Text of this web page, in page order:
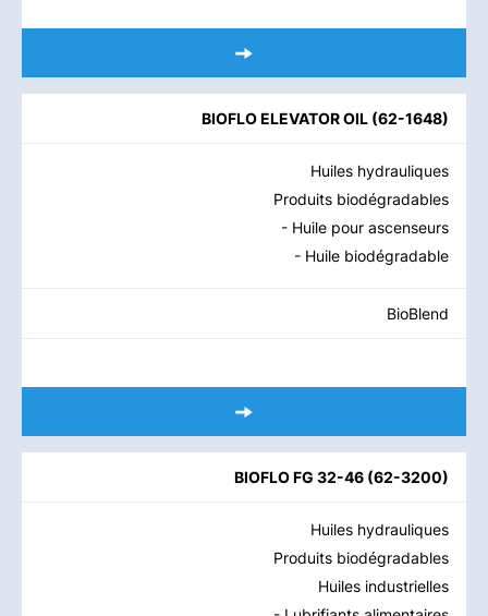
BIOFLO ELEVATOR OIL (62-1648)
Huiles hydrauliques
Produits biodégradables
- Huile pour ascenseurs
- Huile biodégradable
BioBlend
BIOFLO FG 32-46 (62-3200)
Huiles hydrauliques
Produits biodégradables
Huiles industrielles